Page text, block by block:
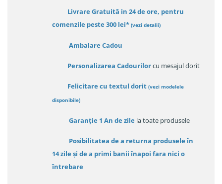
Livrare Gratuită in 24 de ore, pentru
comenzile peste 300 lei* (vezi detalii)
Ambalare Cadou
Personalizarea Cadourilorcu mesajul dorit
Felicitare cu textul dorit (vezi modelele
disponibile)
Garanție 1 An de zile la toate produsele
Posibilitatea de a returna produsele în
14 zileși de a primi banii înapoi fara nici o
întrebare